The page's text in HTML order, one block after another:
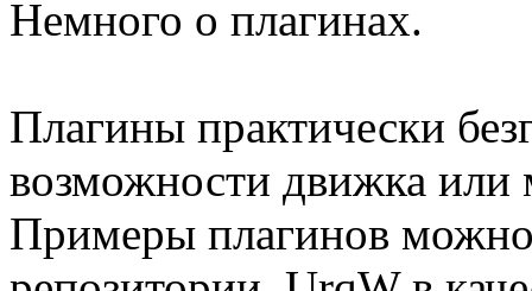
Немного о плагинах.
Плагины практически
возможности движка
Примеры плагинов